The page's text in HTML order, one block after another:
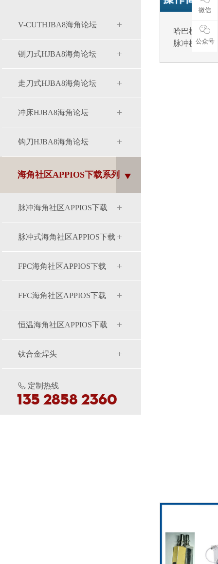
V-CUTHJBA8海角论坛
铡刀式HJBA8海角论坛
走刀式HJBA8海角论坛
冲床HJBA8海角论坛
钩刀HJBA8海角论坛
海角社区APPIOS下载系列
脉冲海角社区APPIOS下载
脉冲式海角社区APPIOS下载
FPC海角社区APPIOS下载
FFC海角社区APPIOS下载
恒温海角社区APPIOS下载
钛合金焊头
定制热线
135 2858 2360
哈巴机焊头,
脉冲机焊头
微信
公众号